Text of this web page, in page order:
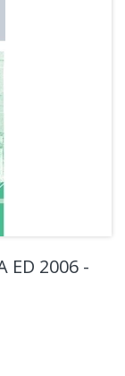
ED 2006 -